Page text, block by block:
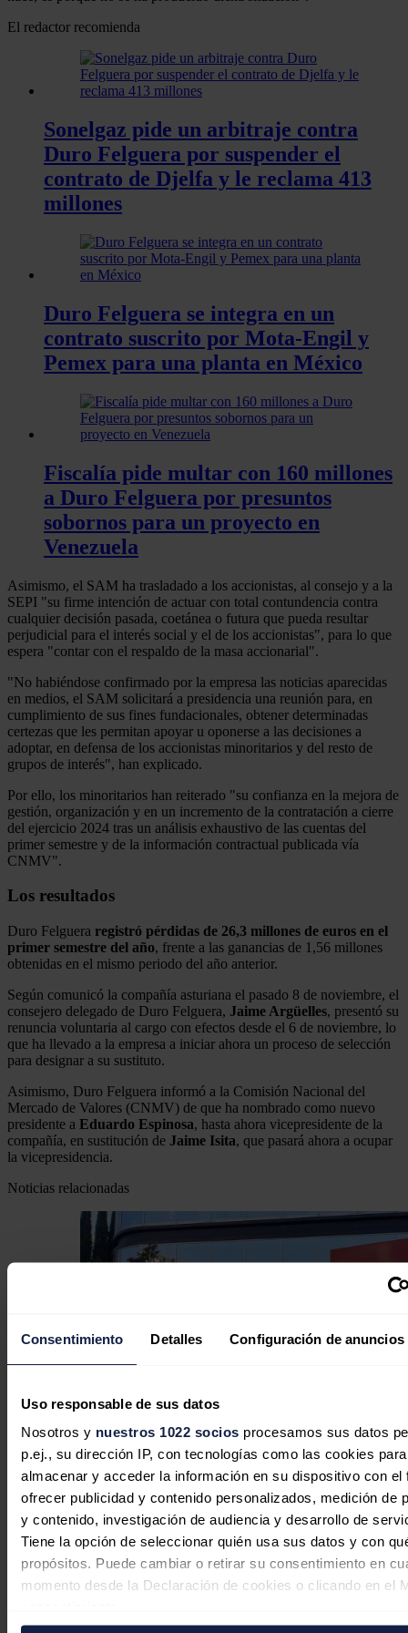
Consentimiento Detalles Configuración de anuncios
Uso responsable de sus datos
Nosotros y nuestros 1022 socios procesamos sus datos
p.ej., su dirección IP, con tecnologías como las cookies para
almacenar y acceder la información en su dispositivo con el
ofrecer publicidad y contenido personalizados, medición de
y contenido, investigación de audiencia y desarrollo de
Tiene la opción de seleccionar quién usa sus datos y con
propósitos. Puede cambiar o retirar su consentimiento en
momento desde la Declaración de cookies o clicando en el
El redactor recomienda
Sonelgaz pide un arbitraje contra
Duro Felguera por suspender el
contrato de Djelfa y le reclama 413
millones
Duro Felguera se integra en un
contrato suscrito por Mota-Engil y
Pemex para una planta en México
Fiscalía pide multar con 160 millones
a Duro Felguera por presuntos
sobornos para un proyecto en
Venezuela
Asimismo, el SAM ha trasladado a los accionistas, al consejo y a la
SEPI "su firme intención de actuar con total contundencia contra
cualquier decisión pasada, coetánea o futura que pueda resultar
perjudicial para el interés social y el de los accionistas", para lo que
espera "contar con el respaldo de la masa accionarial".
"No habiéndose confirmado por la empresa las noticias aparecidas
en medios, el SAM solicitará a presidencia una reunión para, en
cumplimiento de sus fines fundacionales, obtener determinadas
certezas que les permitan apoyar u oponerse a las decisiones a
adoptar, en defensa de los accionistas minoritarios y del resto de
grupos de interés", han explicado.
Por ello, los minoritarios han reiterado "su confianza en la mejora de
gestión, organización y en un incremento de la contratación a cierre
del ejercicio 2024 tras un análisis exhaustivo de las cuentas del
primer semestre y de la información contractual publicada vía
CNMV".
Los resultados
Duro Felguera registró pérdidas de 26,3 millones de euros en el
primer semestre del año, frente a las ganancias de 1,56 millones
obtenidas en el mismo periodo del año anterior.
Según comunicó la compañía asturiana el pasado 8 de noviembre, el
consejero delegado de Duro Felguera, Jaime Argüelles, presentó su
renuncia voluntaria al cargo con efectos desde el 6 de noviembre, lo
que ha llevado a la empresa a iniciar ahora un proceso de selección
para designar a su sustituto.
Asimismo, Duro Felguera informó a la Comisión Nacional del
Mercado de Valores (CNMV) de que ha nombrado como nuevo
presidente a Eduardo Espinosa, hasta ahora vicepresidente de la
compañía, en sustitución de Jaime Isita, que pasará ahora a ocupar
la vicepresidencia.
Noticias relacionadas
La CNMV multa a Soltec con 190.000
euros por difundir información
incorrecta sobre sus resultados de
2023
Redacción03/08/2026